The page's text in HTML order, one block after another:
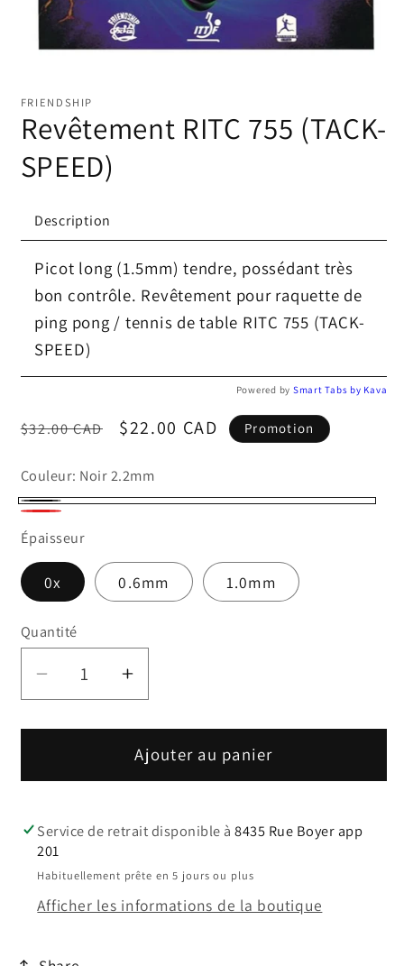
média
dans
une
modale
FRIENDSHIP
Revêtement RITC 755 (TACK-
SPEED)
Description
Picot long (1.5mm) tendre, possédant très
bon contrôle. Revêtement pour raquette de
ping pong / tennis de table RITC 755 (TACK-
SPEED)
Powered by Smart Tabs by Kava
Prix
$32.00 CAD
Prix
$22.00 CAD Promotion
Couleur: Noir 2.2mm
Noir
2.2mm
Épaisseur
0x 0.6mm 1.0mm
Quantité
Réduire
la
quantité
Revêtement
755
(TACK-
SPEED)
Augmenter
la
quantité
de
Revêtement
755
SPEED)
Ajouter au panier
Service de retrait disponible à8435 Rue Boyer app
201
Habituellement prête en 5 jours ou plus
Afficher les informations de la boutique